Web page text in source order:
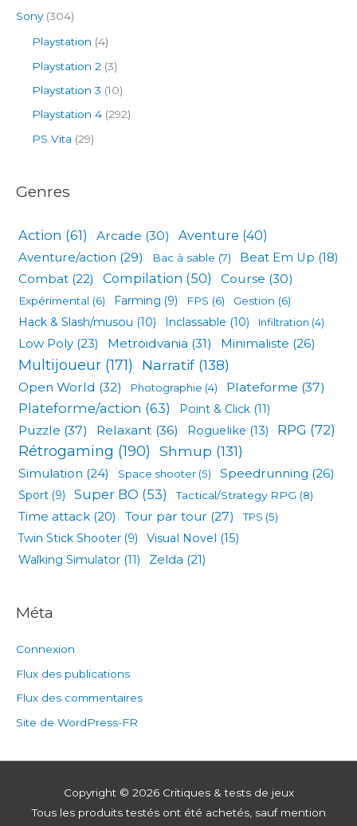
Sony(304)
Playstation (4)
Playstation 2 (3)
Playstation 3 (10)
Playstation 4 (292)
PS Vita (29)
Genres
Action (61) Arcade (30) Aventure (40)
Aventure/action (29) Bac à sable (7) Beat Em Up (18)
Combat (22) Compilation (50) Course (30)
Expérimental (6) Farming (9) FPS (6) Gestion (6)
Hack & Slash/musou (10) Inclassable (10) Infiltration (4)
Low Poly (23) Metroidvania (31) Minimaliste (26)
Multijoueur (171) Narratif(138)
Open World (32) Photographie (4) Plateforme (37)
Plateforme/action (63) Point & Click (11)
Puzzle (37) Relaxant (36) Roguelike (13) RPG (72)
Rétrogaming (190) Shmup (131)
Simulation (24) Space shooter (5) Speedrunning (26)
Sport (9) Super BO (53) Tactical/Strategy RPG (8)
Time attack (20) Tour par tour (27) TPS (5)
Twin Stick Shooter (9) Visual Novel (15)
Walking Simulator (11) Zelda (21)
Méta
Connexion
Flux des publications
Flux des commentaires
Site de WordPress-FR
Copyright © 2026 Critiques & tests de jeux
Tous les produits testés ont été achetés, sauf mention